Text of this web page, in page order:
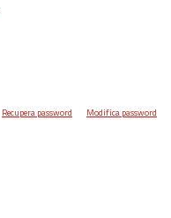
Recupera password Modifica password